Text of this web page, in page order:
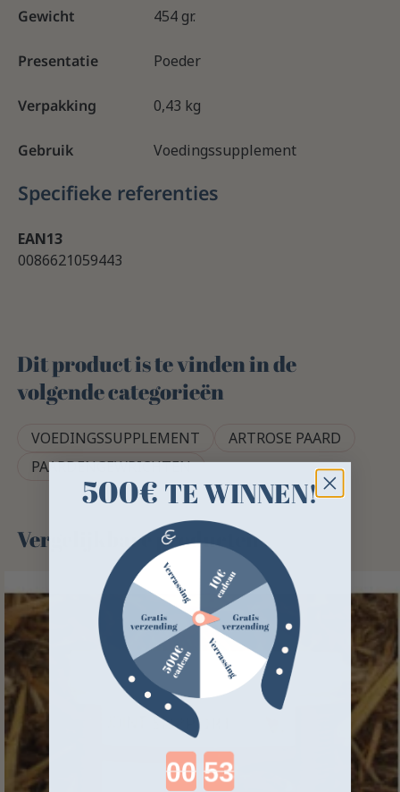
Gewicht 454 gr.
Presentatie Poeder
Verpakking 0,43 kg
Gebruik Voedingssupplement
Specifieke referenties
EAN13
0086621059443
Dit product is te vinden in de
volgende categorieën
VOEDINGSSUPPLEMENT
ARTROSE PAARD
PAARDENGEWRICHTEN
Vergelijkbare producten
500€ TE WINNEN!
Countdown ends in: